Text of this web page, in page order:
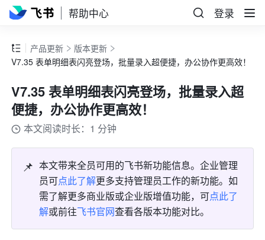
帮助中心 登录
产品更新
版本更新
V7.35 表单明细表闪亮登场，批量录入超便捷，办公协作更高效！
V7.35 表单明细表闪亮登场，批量录入超
便捷，办公协作更高效！
本文阅读时长：1 分钟
📌 本文带来全员可用的飞书新功能信息。企业管理
员可点此了解更多支持管理员工作的新功能。如
需了解更多商业版或企业版增值功能，可点此了
解或前往飞书官网查看各版本功能对比。